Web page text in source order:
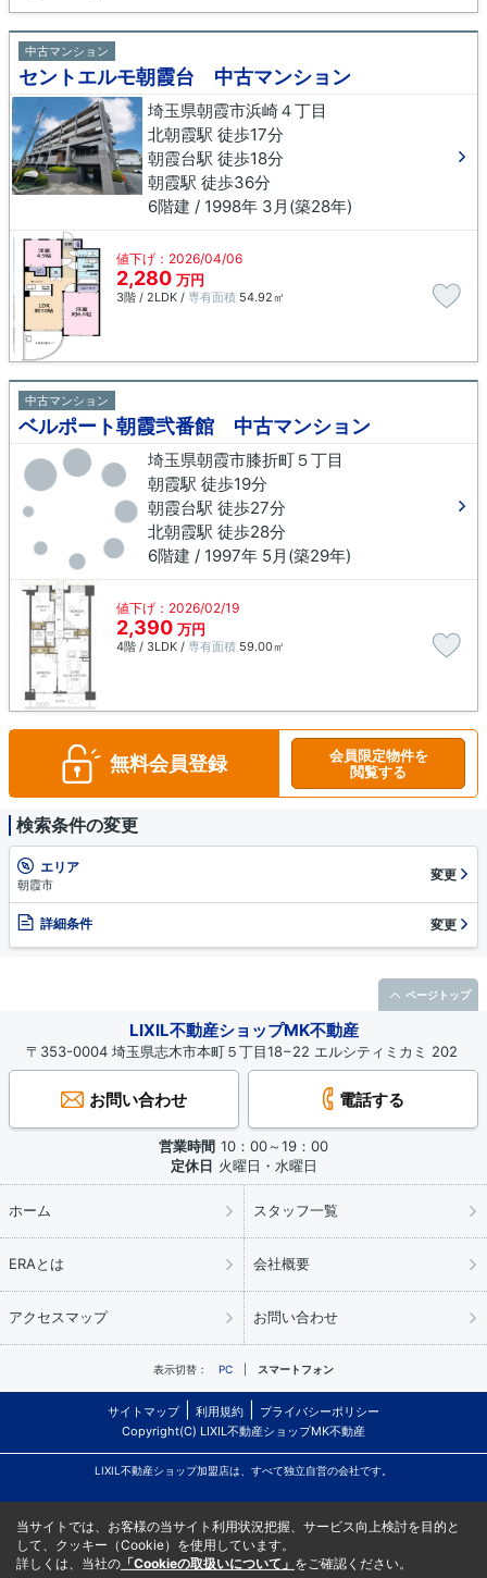
中古マンション
セントエルモ朝霞台 中古マンション
埼玉県朝霞市浜崎４丁目
北朝霞駅 徒歩17分
朝霞台駅 徒歩18分
朝霞駅 徒歩36分
6階建 / 1998年 3月(築28年)
値下げ：2026/04/06
2,280 万円
3階 / 2LDK / 専有面積 54.92㎡
中古マンション
ベルポート朝霞弐番館 中古マンション
埼玉県朝霞市膝折町５丁目
朝霞駅 徒歩19分
朝霞台駅 徒歩27分
北朝霞駅 徒歩28分
6階建 / 1997年 5月(築29年)
値下げ：2026/02/19
2,390 万円
4階 / 3LDK / 専有面積 59.00㎡
無料会員登録
会員限定物件を
閲覧する
検索条件の変更
エリア
朝霞市
変更
詳細条件 変更
LIXIL不動産ショップMK不動産
〒353-0004 埼玉県志木市本町５丁目18−22 エルシティミカミ 202
お問い合わせ 電話する
営業時間 10：00～19：00
定休日 火曜日・水曜日
ホーム スタッフ一覧
ERAとは 会社概要
アクセスマップ お問い合わせ
表示切替： PC スマートフォン
サイトマップ 利用規約
プライバシーポリシー
Copyright(C) LIXIL不動産ショップMK不動産
LIXIL不動産ショップ加盟店は、すべて独立自営の会社です。
ページトップ
当サイトでは、お客様の当サイト利用状況把握、サービス向上検討を目的と
して、クッキー（Cookie）を使用しています。
詳しくは、当社の 「Cookieの取扱いについて」 をご確認ください。